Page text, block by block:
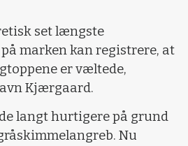
set længste
marken kan registrere, at
er væltede,
Kjærgaard.
langt hurtigere på grund
Nu